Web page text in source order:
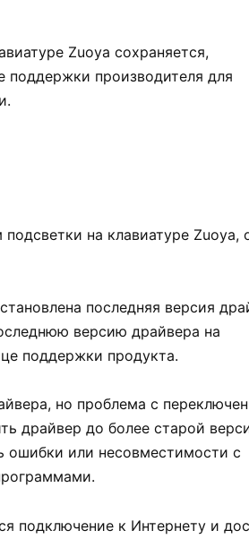
Zuoya сохраняется,
поддержки производителя для
на клавиатуре Zuoya,
последняя версия
версию драйвера на
поддержки продукта.
но проблема с
драйвер до более старой
ошибки или несовместимости с
подключение к Интернету и